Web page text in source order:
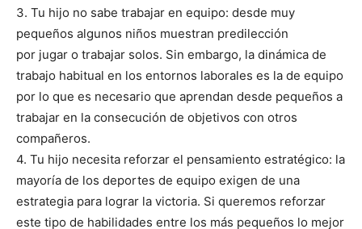
3. Tu hijo no sabe trabajar en equipo: desde muy
pequeños algunos niños muestran predilección
por jugar o trabajar solos. Sin embargo, la dinámica de
trabajo habitual en los entornos laborales es la de equipo
por lo que es necesario que aprendan desde pequeños a
trabajar en la consecución de objetivos con otros
compañeros.
4. Tu hijo necesita reforzar el pensamiento estratégico: la
mayoría de los deportes de equipo exigen de una
estrategia para lograr la victoria. Si queremos reforzar
este tipo de habilidades entre los más pequeños lo mejor